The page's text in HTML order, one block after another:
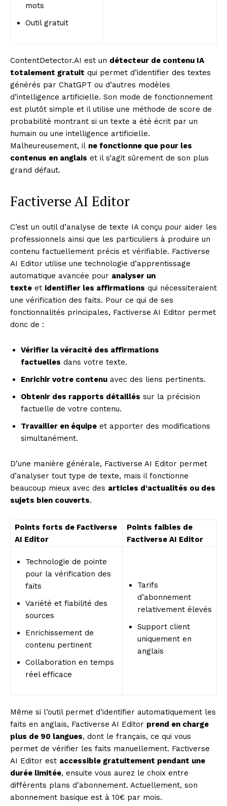
mots
Outil gratuit
ContentDetector.AI est un détecteur de contenu IA
totalement gratuit qui permet d’identifier des textes
générés par ChatGPT ou d’autres modèles
d’intelligence artificielle. Son mode de fonctionnement
est plutôt simple et il utilise une méthode de score de
probabilité montrant si un texte a été écrit par un
humain ou une intelligence artificielle.
Malheureusement, il ne fonctionne que pour les
contenus en anglais et il s’agit sûrement de son plus
grand défaut.
Factiverse AI Editor
C’est un outil d’analyse de texte IA conçu pour aider les
professionnels ainsi que les particuliers à produire un
contenu factuellement précis et vérifiable. Factiverse
AI Editor utilise une technologie d’apprentissage
automatique avancée pour analyser un
texte et identifier les affirmations qui nécessiteraient
une vérification des faits. Pour ce qui de ses
fonctionnalités principales, Factiverse AI Editor permet
donc de :
Vérifier la véracité des affirmations
factuelles dans votre texte.
Enrichir votre contenu avec des liens pertinents.
Obtenir des rapports détaillés sur la précision
factuelle de votre contenu.
Travailler en équipe et apporter des modifications
simultanément.
D’une manière générale, Factiverse AI Editor permet
d’analyser tout type de texte, mais il fonctionne
beaucoup mieux avec des articles d’actualités ou des
sujets bien couverts.
Points forts de Factiverse
AI Editor
Points faibles de
Factiverse AI Editor
Technologie de pointe
pour la vérification des
faits
Variété et fiabilité des
sources
Enrichissement de
contenu pertinent
Collaboration en temps
réel efficace
Tarifs
d’abonnement
relativement élevés
Support client
uniquement en
anglais
Même si l’outil permet d’identifier automatiquement les
faits en anglais, Factiverse AI Editor prend en charge
plus de 90 langues, dont le français, ce qui vous
permet de vérifier les faits manuellement. Factiverse
AI Editor est accessible gratuitement pendant une
durée limitée, ensuite vous aurez le choix entre
différents plans d’abonnement. Actuellement, son
abonnement basique est à 10€ par mois.